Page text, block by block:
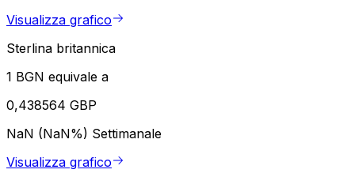
Visualizza grafico
Sterlina britannica
1 BGN equivale a
0,438564 GBP
NaN (NaN%) Settimanale
Visualizza grafico